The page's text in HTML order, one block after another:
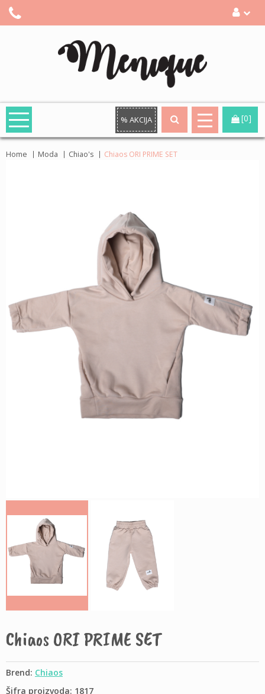
% AKCIJA [0]
Home Moda Chiao's Chiaos ORI PRIME SET
Chiaos ORI PRIME SET
Brend: Chiaos
Šifra proizvoda: 1817